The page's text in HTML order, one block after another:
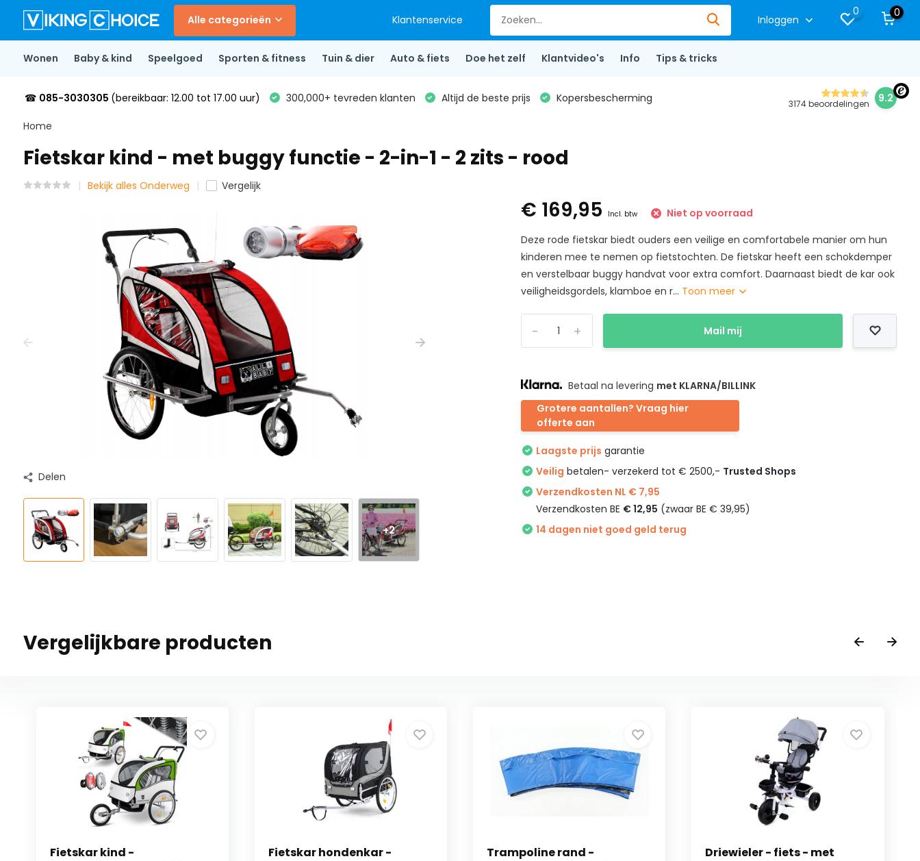
Alle categorieën Klantenservice Inloggen
0 0
Wonen Baby & kind Speelgoed Sporten & fitness Tuin & dier Auto & fiets Doe het zelf Klantvideo's Info Tips & tricks
☎ 085-3030305 (bereikbaar: 12.00 tot 17.00 uur) 300,000+ tevreden klanten Altijd de beste prijs Kopersbescherming 3174 beoordelingen 9.2
Home
Fietskar kind - met buggy functie - 2-in-1 - 2 zits - rood
Bekijk alles Onderweg Vergelijk
Delen
+2
€ 169,95 Incl. btw
Niet op voorraad
Deze rode fietskar biedt ouders een veilige en comfortabele manier om hun
kinderen mee te nemen op fietstochten. De fietskar heeft een schokdemper
en verstelbaar buggy handvat voor extra comfort. Daarnaast biedt de kar ook
veiligheidsgordels, klamboe en r... Toon meer
+
- Mail mij
Betaal na levering met KLARNA/BILLINK
Grotere aantallen? Vraag hier
offerte aan
Laagste prijs garantie
Veilig betalen- verzekerd tot € 2500,- Trusted Shops
Verzendkosten NL € 7,95
Verzendkosten BE € 12,95 (zwaar BE € 39,95)
14 dagen niet goed geld terug
Vergelijkbare producten
Fietskar kind -
Fietskar hondenkar -
Trampoline rand -
Driewieler - fiets - met